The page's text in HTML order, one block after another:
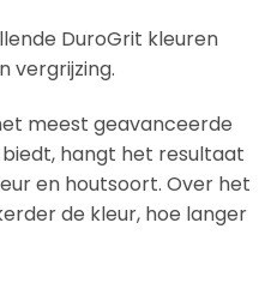
DuroGrit kleuren
vergrijzing.
meest geavanceerde
hangt het resultaat
en houtsoort. Over het
de kleur, hoe langer